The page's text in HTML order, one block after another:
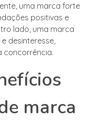
uma marca forte
positivas e
lado, uma marca
desinteresse,
concorrência.
marca